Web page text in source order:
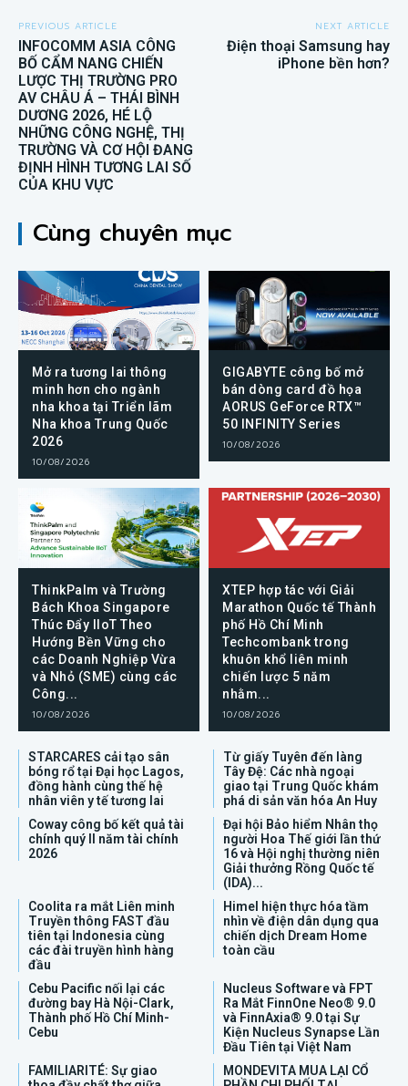
PREVIOUS ARTICLE
INFOCOMM ASIA CÔNG
BỐ CẨM NANG CHIẾN
LƯỢC THỊ TRƯỜNG PRO
AV CHÂU Á – THÁI BÌNH
DƯƠNG 2026, HÉ LỘ
NHỮNG CÔNG NGHỆ, THỊ
TRƯỜNG VÀ CƠ HỘI ĐANG
ĐỊNH HÌNH TƯƠNG LAI SỐ
CỦA KHU VỰC
NEXT ARTICLE
Điện thoại Samsung hay
iPhone bền hơn?
Cùng chuyên mục
Mở ra tương lai thông
minh hơn cho ngành
nha khoa tại Triển lãm
Nha khoa Trung Quốc
2026
10/08/2026
GIGABYTE công bố mở
bán dòng card đồ họa
AORUS GeForce RTX™
50 INFINITY Series
10/08/2026
ThinkPalm và Trường
Bách Khoa Singapore
Thúc Đẩy IIoT Theo
Hướng Bền Vững cho
các Doanh Nghiệp Vừa
và Nhỏ (SME) cùng các
Công...
10/08/2026
XTEP hợp tác với Giải
Marathon Quốc tế Thành
phố Hồ Chí Minh
Techcombank trong
khuôn khổ liên minh
chiến lược 5 năm
nhằm...
10/08/2026
STARCARES cải tạo sân
bóng rổ tại Đại học Lagos,
đồng hành cùng thế hệ
nhân viên y tế tương lai
Từ giấy Tuyên đến làng
Tây Đệ: Các nhà ngoại
giao tại Trung Quốc khám
phá di sản văn hóa An Huy
Coway công bố kết quả tài
chính quý II năm tài chính
2026
Đại hội Bảo hiểm Nhân thọ
người Hoa Thế giới lần thứ
16 và Hội nghị thường niên
Giải thưởng Rồng Quốc tế
(IDA)...
Coolita ra mắt Liên minh
Truyền thông FAST đầu
tiên tại Indonesia cùng
các đài truyền hình hàng
đầu
Himel hiện thực hóa tầm
nhìn về điện dân dụng qua
chiến dịch Dream Home
toàn cầu
Cebu Pacific nối lại các
đường bay Hà Nội-Clark,
Thành phố Hồ Chí Minh-
Cebu
Nucleus Software và FPT
Ra Mắt FinnOne Neo® 9.0
và FinnAxia® 9.0 tại Sự
Kiện Nucleus Synapse Lần
Đầu Tiên tại Việt Nam
FAMILIARITÉ: Sự giao
MONDEVITA MUA LẠI CỔ